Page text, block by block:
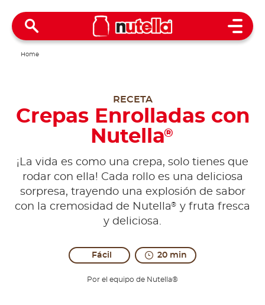
Open
Home
RECETA
Crepas Enrolladas con
Nutella®
¡La vida es como una crepa, solo tienes que
rodar con ella! Cada rollo es una deliciosa
sorpresa, trayendo una explosión de sabor
con la cremosidad de Nutella® y fruta fresca
y deliciosa.
Fácil 20 min
Por el equipo de Nutella®